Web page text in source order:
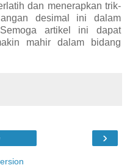
dan menerapkan trik-
desimal ini dalam
artikel ini dapat
mahir dalam bidang
›